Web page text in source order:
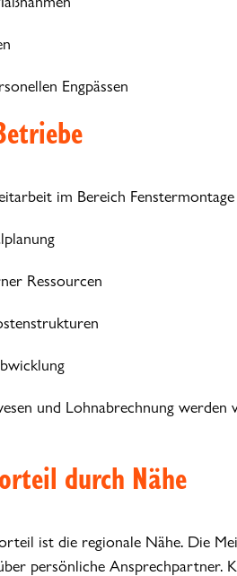
Engpässen
im Bereich
Ressourcen
und Lohnabrechnung werden
durch Nähe
ist die regionale Nähe. Die
persönliche Ansprechpartner.